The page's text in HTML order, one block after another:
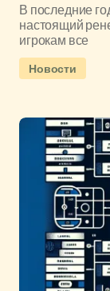
В последние
настоящий
игрокам все
Новости